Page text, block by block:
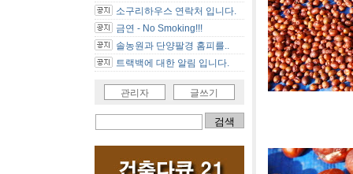
소구리하우스 연락처 입니다.
금연 - No Smoking!!!
솔농원과 단양팔경 홈피를..
트랙백에 대한 알림 입니다.
관리자 글쓰기